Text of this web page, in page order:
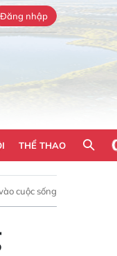
Đăng nhập
THỂ THAO
cuộc sống